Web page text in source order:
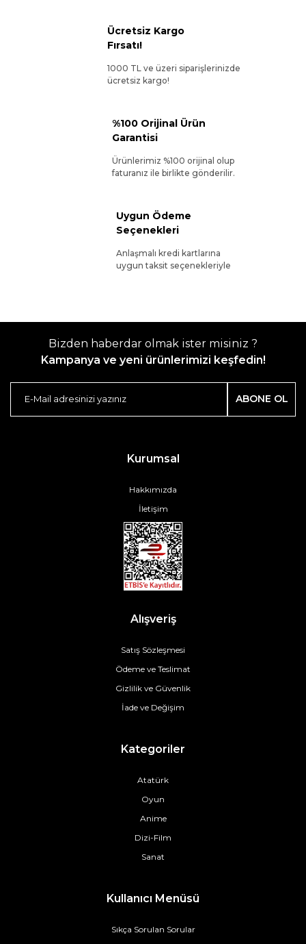
Ücretsiz Kargo
Fırsatı!
1000 TL ve üzeri siparişlerinizde
ücretsiz kargo!
%100 Orijinal Ürün
Garantisi
Ürünlerimiz %100 orijinal olup
faturanız ile birlikte gönderilir.
Uygun Ödeme
Seçenekleri
Anlaşmalı kredi kartlarına
uygun taksit seçenekleriyle
Bizden haberdar olmak ister misiniz ?
Kampanya ve yeni ürünlerimizi keşfedin!
ABONE OL
Kurumsal
Hakkımızda
İletişim
Alışveriş
Satış Sözleşmesi
Ödeme ve Teslimat
Gizlilik ve Güvenlik
İade ve Değişim
Kategoriler
Atatürk
Oyun
Anime
Dizi-Film
Sanat
Kullanıcı Menüsü
Sıkça Sorulan Sorular